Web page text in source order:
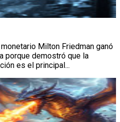
Milton Friedman ganó
porque demostró que la
es el principal...